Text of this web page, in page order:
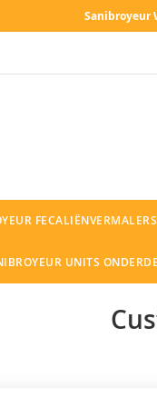
Sanibroyeur
FECALIËNVERMALERS
UNITS